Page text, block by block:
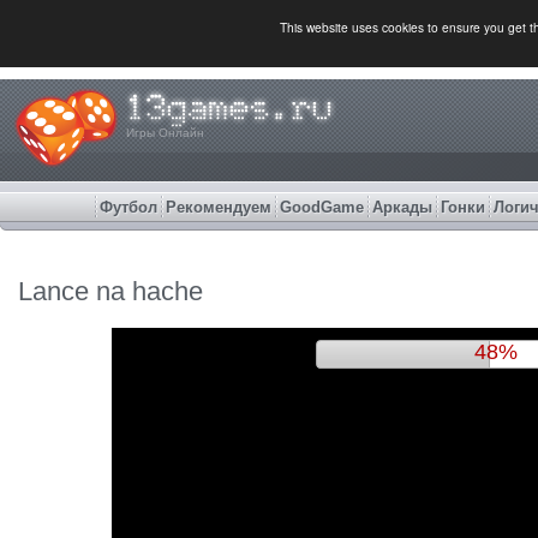
This website uses cookies to ensure you get
Игры Онлайн
Футбол Рекомендуем GoodGame Аркады Гонки
Lance na hache
51%